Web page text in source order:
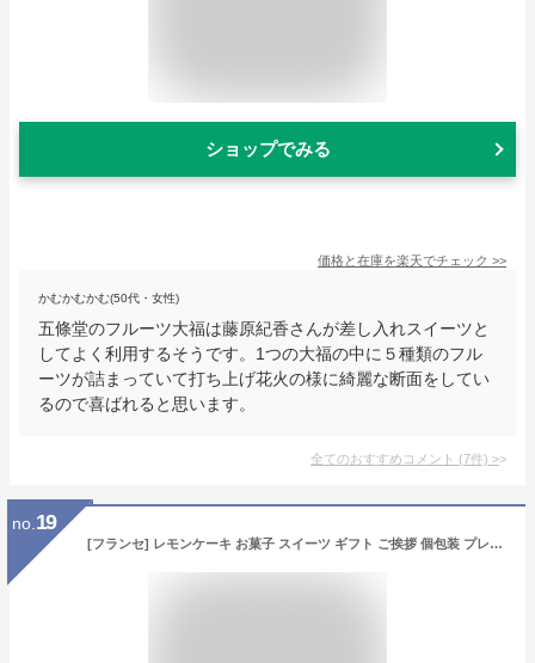
ショップでみる
価格と在庫を楽天でチェック >>
かむかむかむ(50代・女性)
五條堂のフルーツ大福は藤原紀香さんが差し入れスイーツと
してよく利用するそうです。1つの大福の中に５種類のフル
ーツが詰まっていて打ち上げ花火の様に綺麗な断面をしてい
るので喜ばれると思います。
全てのおすすめコメント (7件) >
no. 19
[フランセ] レモンケーキ お菓子 スイーツ ギフト ご挨拶 個包装 プレゼント お返し 内祝い 焼き菓子 退職 おしゃれ (12個入り)